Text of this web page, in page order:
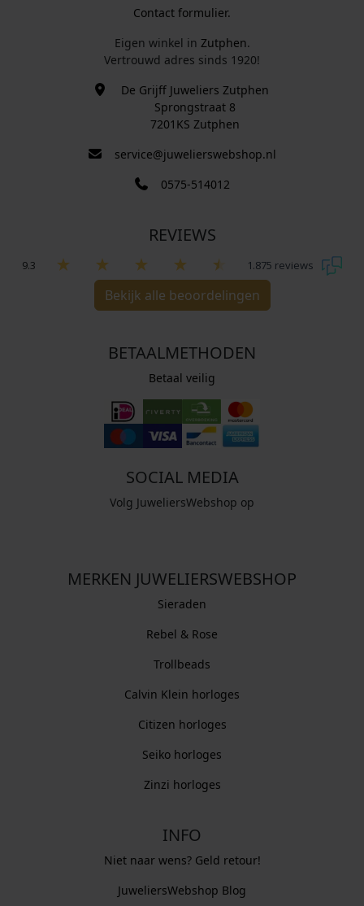
Contact formulier.
Eigen winkel in Zutphen.
Vertrouwd adres sinds 1920!
De Grijff Juweliers Zutphen
Sprongstraat 8
7201KS Zutphen
service@juwelierswebshop.nl
0575-514012
REVIEWS
9.3 1.875 reviews
Bekijk alle beoordelingen
BETAALMETHODEN
Betaal veilig
SOCIAL MEDIA
Volg JuweliersWebshop op
MERKEN JUWELIERSWEBSHOP
Sieraden
Rebel & Rose
Trollbeads
Calvin Klein horloges
Citizen horloges
Seiko horloges
Zinzi horloges
INFO
Niet naar wens? Geld retour!
JuweliersWebshop Blog